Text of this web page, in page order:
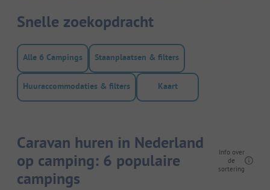
Snelle zoekopdracht
Alle 6 Campings Staanplaatsen & filters
Huuraccommodaties & filters Kaart
Caravan huren in Nederland
op camping: 6 populaire
campings
Info over
de
sortering